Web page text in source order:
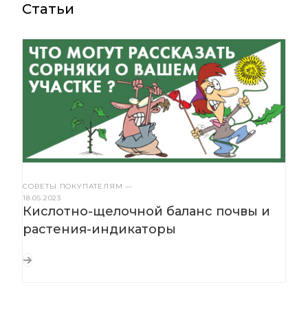
Статьи
СОВЕТЫ ПОКУПАТЕЛЯМ—
18.05.2023
Кислотно-щелочной баланс почвы и
растения-индикаторы